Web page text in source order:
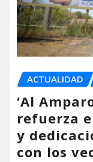
ACTUALIDAD
‘Al
refuerza
y
con los